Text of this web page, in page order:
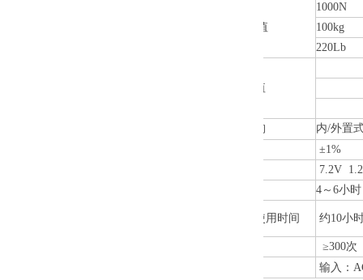
zui大负荷值
1000N
100kg
220Lb
负荷分度值
传感器结构
内/外置
±1%
7.2V
4～6小时
电池连续使用时间 约10小
≥300次
输入：